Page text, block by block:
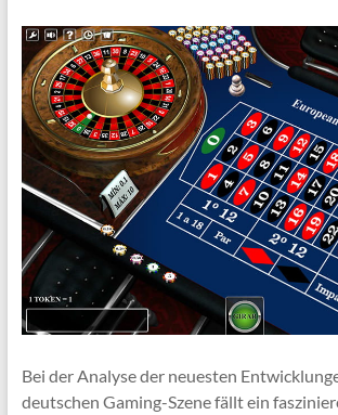
Bei der Analyse der neuesten
deutschen Gaming-Szene fällt ein